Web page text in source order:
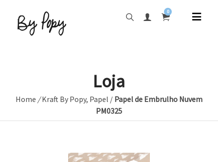
0
Loja
Home /Kraft By Popy, Papel / Papel de Embrulho Nuvem
PM0325